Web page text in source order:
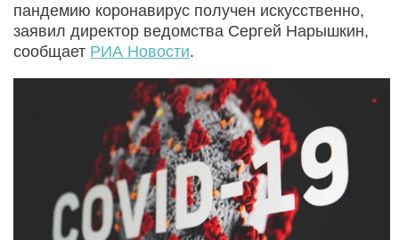
пандемию коронавирус получен искусственно,
заявил директор ведомства Сергей Нарышкин,
сообщает РИА Новости.